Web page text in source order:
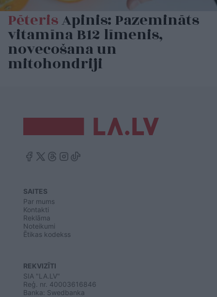
PēterisApinis: Pazemināts
vitamīna B12 līmenis,
novecošana un
mitohondriji
SAITES
Par mums
Kontakti
Reklāma
Noteikumi
Ētikas kodekss
REKVIZĪTI
SIA "LA.LV"
Reģ. nr. 40003616846
Banka: Swedbanka